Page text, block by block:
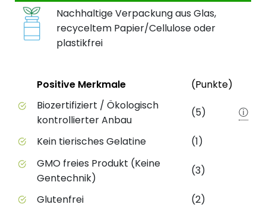
Nachhaltige Verpackung aus Glas,
recyceltem Papier/Cellulose oder
plastikfrei
Positive Merkmale des Produkts mit
StatusPositive Merkmale (Punkte)
Biozertifiziert / Ökologisch
kontrollierter Anbau
(5) ⓘ
Kein tierisches Gelatine
(1)
GMO freies Produkt (Keine
Gentechnik)
(3)
Glutenfrei
(2)